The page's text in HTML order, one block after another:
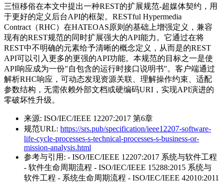
三恒移俗在本文中提出一种REST的扩展规范-超媒体契约，用
于更好的定义后台API的框架。RESTful Hypermedia
Contract（RHC）在HATEOAS原则的基础上增强定义，兼容
现有的REST规范的同时扩展强大的API能力。它通过在将
REST中不明确的元素给予清晰的概念定义，从而是的REST
API可以引入更多的更强的API功能。本规范的目标之一是使
API响应成为一份"自包含的运行时接口说明书"。客户端通过
解析RHC响应，可动态发现资源关联、理解操作约束、适配
参数结构，无需依赖外部文档或硬编码URI，实现API演进的
零破坏性升级。
来源: ISO/IEC/IEEE 12207:2017 第6章
规范URL: https://srs.pub/specification/ieee12207-software-
life-cycle-processes-s-technical-processes-s-business-or-
mission-analysis.html
参考与引用: - ISO/IEC/IEEE 12207:2017 系统与软件工程
- 软件生命周期流程 - ISO/IEC/IEEE 15288:2015 系统与
软件工程 - 系统生命周期流程 - ISO/IEC/IEEE 42010:2011